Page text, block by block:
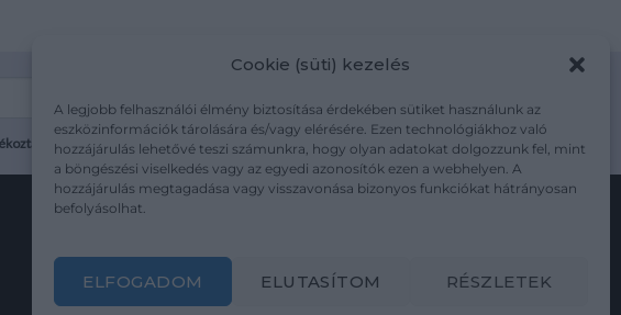
Cookie (süti) kezelés
A legjobb felhasználói élmény biztosítása érdekében sütiket használunk az
eszközinformációk tárolására és/vagy elérésére. Ezen technológiákhoz való
hozzájárulás lehetővé teszi számunkra, hogy olyan adatokat dolgozzunk fel, mint
a böngészési viselkedés vagy az egyedi azonosítók ezen a webhelyen. A
hozzájárulás megtagadása vagy visszavonása bizonyos funkciókat hátrányosan
befolyásolhat.
ELFOGADOM ELUTASÍTOM RÉSZLETEK
mutargy.com/adatkezelesi-tajekoztato/